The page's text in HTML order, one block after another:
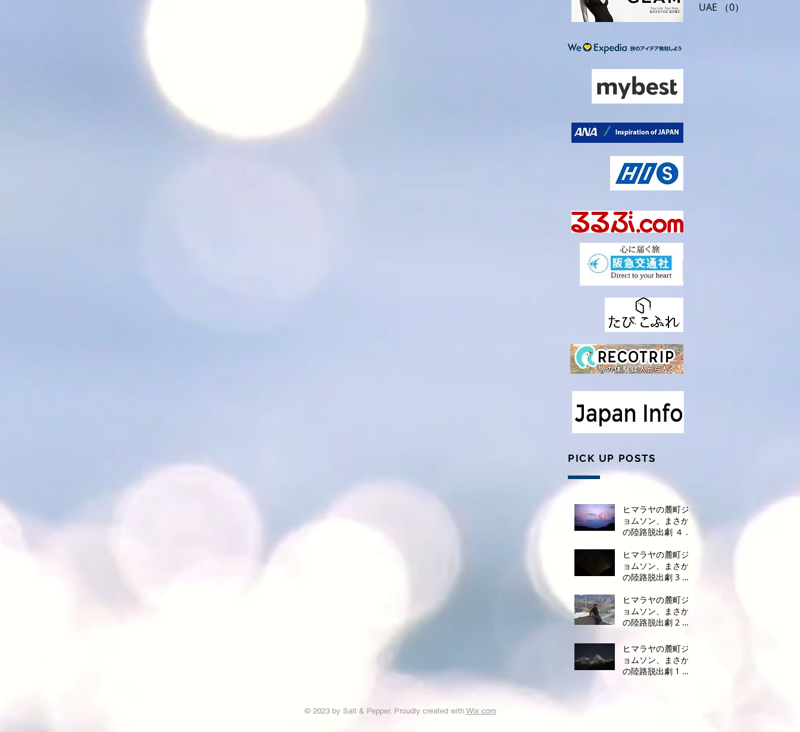
PICK UP POSTS
ヒマラヤの麓町ジ
ョムソン、まさか
の陸路脱出劇 ４ ～
編～
ヒマラヤの麓町ジ
ョムソン、まさか
の陸路脱出劇 3 ～
発～
ヒマラヤの麓町ジ
ョムソン、まさか
の陸路脱出劇 2 ～
脱出～
ヒマラヤの麓町ジ
ョムソン、まさか
の陸路脱出劇 1 ～
UAE
（0）
© 2023 by Salt & Pepper. Proudly created with Wix.com